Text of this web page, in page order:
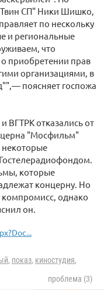
СП" Ники Шишко,
по нескольку
и региональные
что
приобретении прав
организациями, в
поясняет госпожа
ВГТРК отказались от
"Мосфильм"
которые
концерну. Но
однако
он.
, показ, киностудия,
проблема (3)